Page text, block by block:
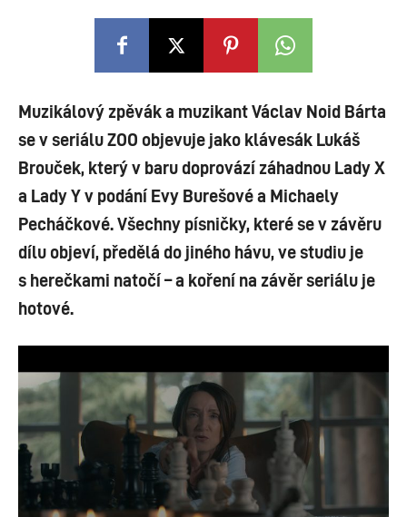
Muzikálový zpěvák a muzikant Václav Noid Bárta
se v seriálu ZOO objevuje jako klávesák Lukáš
Brouček, který v baru doprovází záhadnou Lady X
a Lady Y v podání Evy Burešové a Michaely
Pecháčkové. Všechny písničky, které se v závěru
dílu objeví, předělá do jiného hávu, ve studiu je
s herečkami natočí – a koření na závěr seriálu je
hotové.